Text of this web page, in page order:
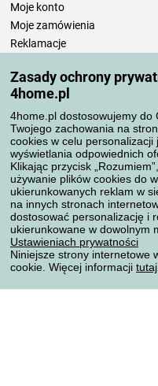
Zasady ochrony
4home.pl
4home.pl dostosowujemy do
Twojego zachowania na
cookies w celu personalizacji
wyświetlania odpowiednich
Klikając przycisk
używanie plików cookies do
ukierunkowanych reklam w
na innych stronach
dostosować personalizację i
ukierunkowane w dowolnym
Ustawieniach prywatności
Niniejsze strony internetowe
cookie. Więcej informacji tutaj
Moje konto
Moje zamówienia
Reklamacje
Zasady przetwarzania recenzji
Sposoby transportu
Metody płatności
Niezawodny sklep